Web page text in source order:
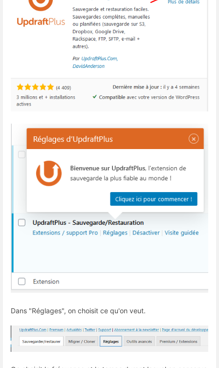
Dans "Réglages", on choisit ce qu'on veut.